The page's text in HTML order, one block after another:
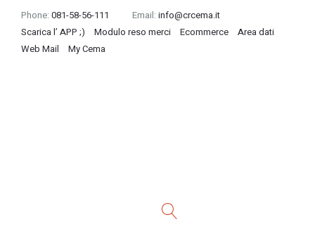
Phone: 081-58-56-111 Email: info@crcema.it
Scarica l’ APP ;)
Modulo reso merci Ecommerce
Area dati
Web Mail
My Cema